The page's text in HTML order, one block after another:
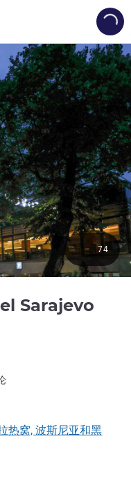
Sarajevo
74
热窝, 波斯尼亚和黑